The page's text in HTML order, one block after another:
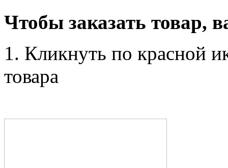
Чтобы заказать товар,
1. Кликнуть по красной
товара